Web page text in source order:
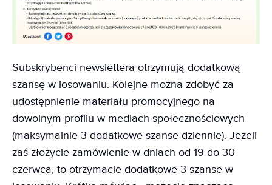
Subskrybenci newslettera otrzymują dodatkową
szansę w losowaniu. Kolejne można zdobyć za
udostępnienie materiału promocyjnego na
dowolnym profilu w mediach społecznościowych
(maksymalnie 3 dodatkowe szanse dziennie). Jeżeli
zaś złożycie zamówienie w dniach od 19 do 30
czerwca, to otrzymacie dodatkowe 3 szanse w